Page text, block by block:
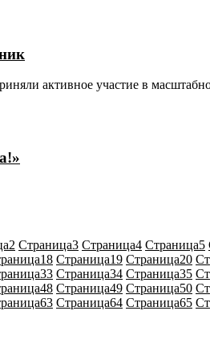
активное участие в
2 Страница3 Страница4 Страница5
18 Страница19 Страница20
33 Страница34 Страница35
48 Страница49 Страница50
63 Страница64 Страница65